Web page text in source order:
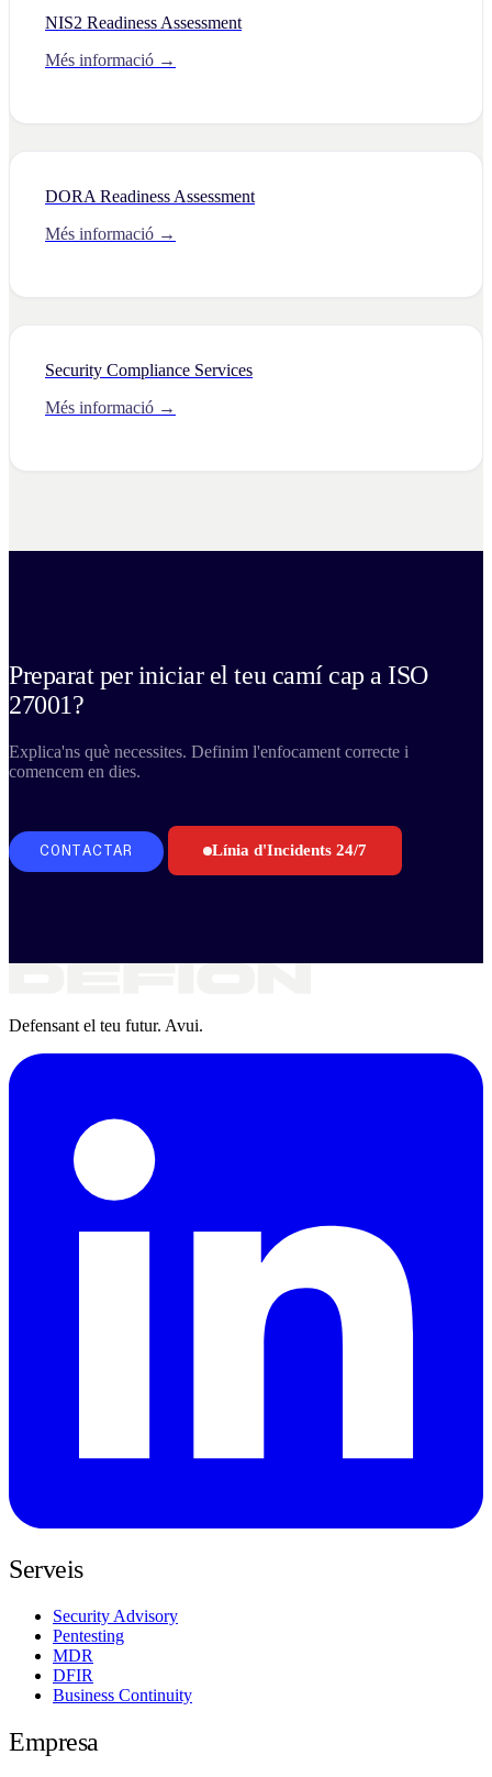
NIS2 Readiness Assessment
Més informació →
DORA Readiness Assessment
Més informació →
Security Compliance Services
Més informació →
Preparat per iniciar el teu camí cap a ISO
27001?
Explica'ns què necessites. Definim l'enfocament correcte i
comencem en dies.
CONTACTAR Línia d'Incidents 24/7
Defensant el teu futur. Avui.
Serveis
Security Advisory
Pentesting
MDR
DFIR
Business Continuity
Empresa